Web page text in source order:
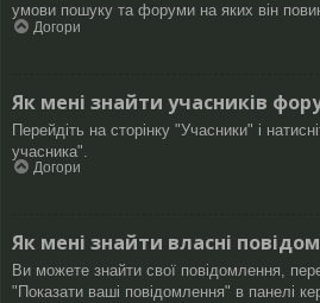
умови пошуку та форуми на яких він
Догори
Як мені знайти учасників
Перейдіть на сторінку "Учасники" і
учасника".
Догори
Як мені знайти власні
Ви можете знайти свої повідомлення,
"Показати ваші повідомлення" в панелі